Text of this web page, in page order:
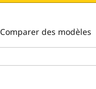
Comparer des modèles